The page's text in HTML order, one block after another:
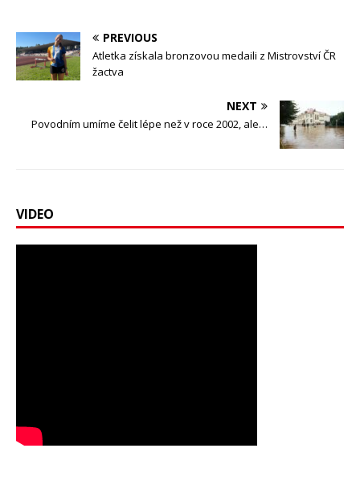
PREVIOUS
Atletka získala bronzovou medaili z Mistrovství ČR
žactva
NEXT
Povodním umíme čelit lépe než v roce 2002, ale…
VIDEO